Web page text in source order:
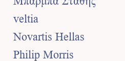
veltia
Novartis Hellas
Philip Morris